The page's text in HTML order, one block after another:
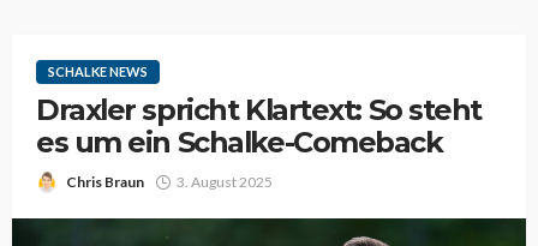
SCHALKE NEWS
Draxler spricht Klartext: So steht
es um ein Schalke-Comeback
Chris Braun 3. August 2025